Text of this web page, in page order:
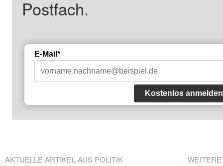
Postfach.
E-Mail*
Kostenlos anmelden
AKTUELLE ARTIKEL AUS POLITIK